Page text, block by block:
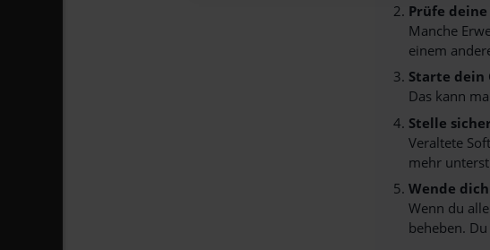
Prüfe
Manche
einem
Starte dein
Das kann
Stelle
Veraltete
mehr
Wende
Wenn du
beheben.